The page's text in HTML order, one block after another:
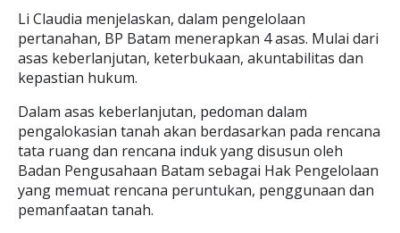
Li Claudia menjelaskan, dalam pengelolaan
pertanahan, BP Batam menerapkan 4 asas. Mulai dari
asas keberlanjutan, keterbukaan, akuntabilitas dan
kepastian hukum.
Dalam asas keberlanjutan, pedoman dalam
pengalokasian tanah akan berdasarkan pada rencana
tata ruang dan rencana induk yang disusun oleh
Badan Pengusahaan Batam sebagai Hak Pengelolaan
yang memuat rencana peruntukan, penggunaan dan
pemanfaatan tanah.